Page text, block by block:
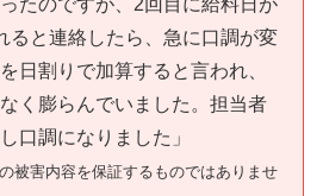
ると連絡したら、急に口調が変
日割りで加算すると言われ、
く膨らんでいました。担当者
口調になりました」
被害内容を保証するものではありませ